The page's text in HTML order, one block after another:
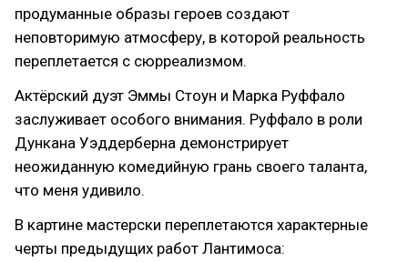
продуманные образы героев создают
неповторимую атмосферу, в которой реальность
переплетается с сюрреализмом.
Актёрский дуэт Эммы Стоун и Марка Руффало
заслуживает особого внимания. Руффало в роли
Дункана Уэддерберна демонстрирует
неожиданную комедийную грань своего таланта,
что меня удивило.
В картине мастерски переплетаются характерные
черты предыдущих работ Лантимоса: